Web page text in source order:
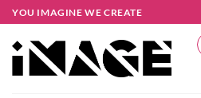
Salta
ai
contenuti
YOU IMAGINE WE CREATE